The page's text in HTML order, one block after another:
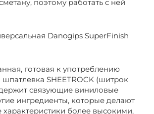
поэтому работать с ней
Danogips SuperFinish
готовая к употреблению
шпатлевка SHEETROCK (шитрок
связующие виниловые
ингредиенты, которые делают
характеристики более высокими,